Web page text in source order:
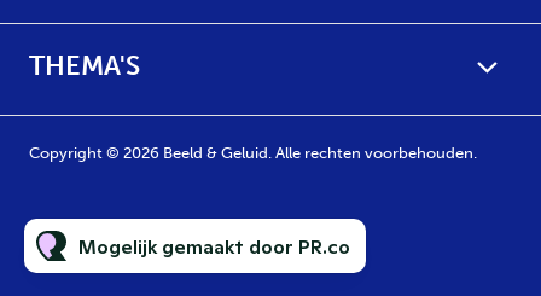
THEMA'S
Copyright © 2026 Beeld & Geluid. Alle rechten voorbehouden.
Mogelijk gemaakt door PR.co